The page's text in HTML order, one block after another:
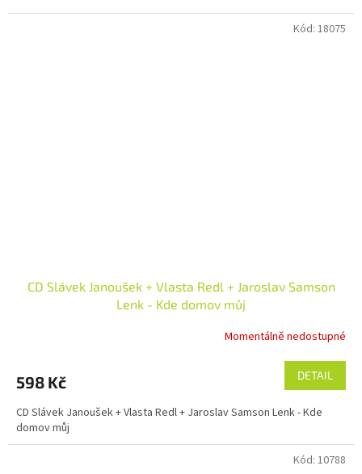
CD Slávek Janoušek + Vlasta Redl + Jaroslav Samson
Lenk - Kde domov můj
Momentálně nedostupné
598 Kč DETAIL
CD Slávek Janoušek + Vlasta Redl + Jaroslav Samson Lenk - Kde
domov můj
Kód: 18075
Kód: 10788